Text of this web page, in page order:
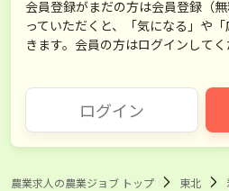
会員登録がまだの方は会員登録（
っていただくと、「気になる」や
きます。会員の方はログインしてく
ログイン
農業求人の農業ジョブ トップ 東北